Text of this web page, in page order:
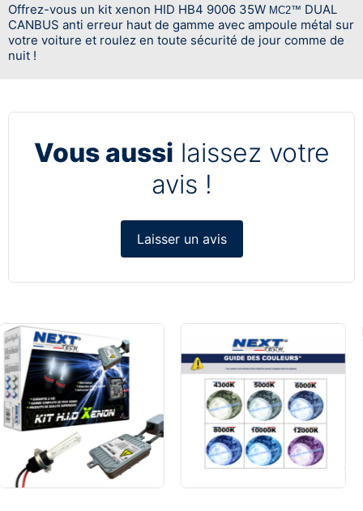
Offrez-vous un kit xenon HID HB4 9006 35W MC2™ DUAL
CANBUS anti erreur haut de gamme avec ampoule métal sur
votre voiture et roulez en toute sécurité de jour comme de
nuit !
Vous aussi laissez votre
avis !
Laisser un avis